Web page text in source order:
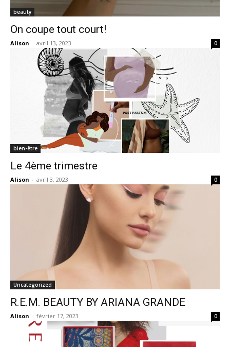
beauty
On coupe tout court!
Alison - avril 13, 2023 0
bien-être
Le 4ème trimestre
Alison - avril 3, 2023 0
Uncategorized
R.E.M. BEAUTY BY ARIANA GRANDE
Alison - février 17, 2023 0